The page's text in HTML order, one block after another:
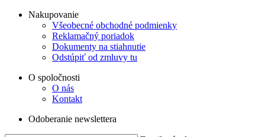
Nakupovanie
Všeobecné obchodné podmienky
Reklamačný poriadok
Dokumenty na stiahnutie
Odstúpiť od zmluvy tu
O spoločnosti
O nás
Kontakt
Odoberanie newslettera